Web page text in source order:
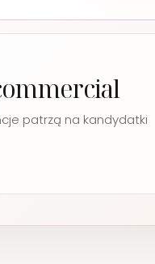
patrzą na kandydatki